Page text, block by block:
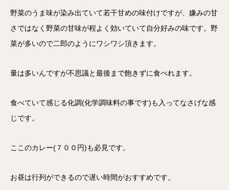
野菜のうま味が染み出ていて若干甘めの味付けですが、嫌みの甘
さではなく野菜の甘味が程よく効いていて自分好みの味です。野
菜が多いので二郎のようにワシワシ頂きます。
量は多いんですが不思議と最後まで飽きずに食べれます。
食べていて感じる化調(化学調味料の事です)も入ってなさげな感
じです。
ここのカレー(７００円)も必見です。
お昼は行列ができるので遅い時間がおすすめです。